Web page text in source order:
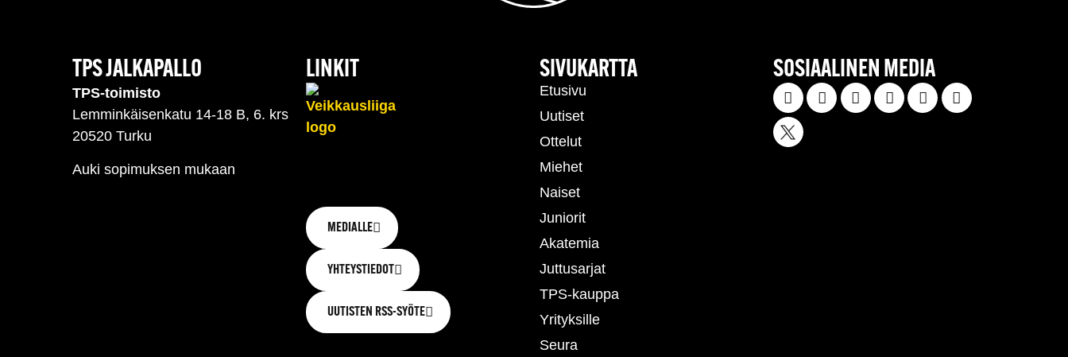
TPS JALKAPALLO
TPS-toimisto
Lemminkäisenkatu 14-18 B, 6. krs
20520 Turku
Auki sopimuksen mukaan
LINKIT
MEDIALLE
YHTEYSTIEDOT
UUTISTEN RSS-SYÖTE
SIVUKARTTA
Etusivu
Uutiset
Ottelut
Miehet
Naiset
Juniorit
Akatemia
Juttusarjat
TPS-kauppa
Yrityksille
Seura
SOSIAALINEN MEDIA